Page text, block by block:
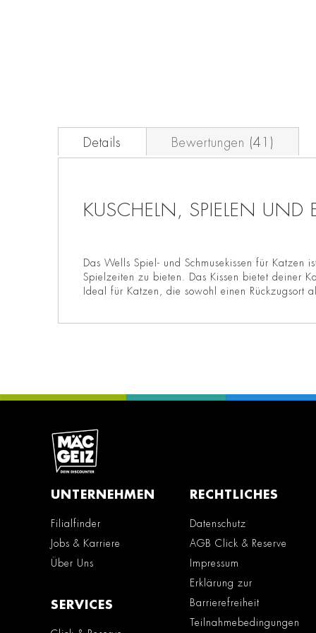
Details
KUSCHELN, SPIELEN UND
Das Wells Spiel- und Schmusekissen für
Spielzeiten zu bieten. Das Kissen bietet deiner
Ideal für Katzen, die sowohl einen Rückzugsort
Bewertungen 41
UNTERNEHMEN
Filialfinder
Jobs & Karriere
Über Uns
SERVICES
RECHTLICHES
Datenschutz
AGB Click & Reserve
Impressum
Erklärung zur
Barrierefreiheit
Teilnahmebedingungen